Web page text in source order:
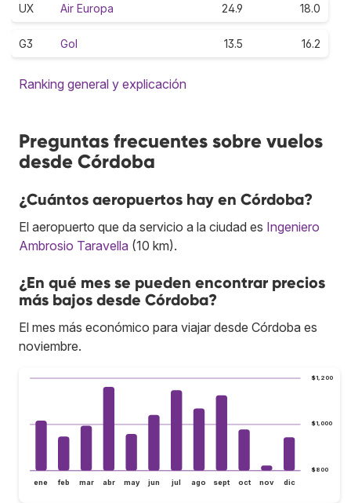
UX Air Europa 24.9 18.0
G3 Gol 13.5 16.2
Ranking general y explicación
Preguntas frecuentes sobre vuelos
desde Córdoba
¿Cuántos aeropuertos hay en Córdoba?
El aeropuerto que da servicio a la ciudad es Ingeniero
Ambrosio Taravella (10 km).
¿En qué mes se pueden encontrar precios
más bajos desde Córdoba?
El mes más económico para viajar desde Córdoba es
noviembre.
$800
$1,000
$1,200
ene feb mar abr may jun jul ago sept oct nov dic